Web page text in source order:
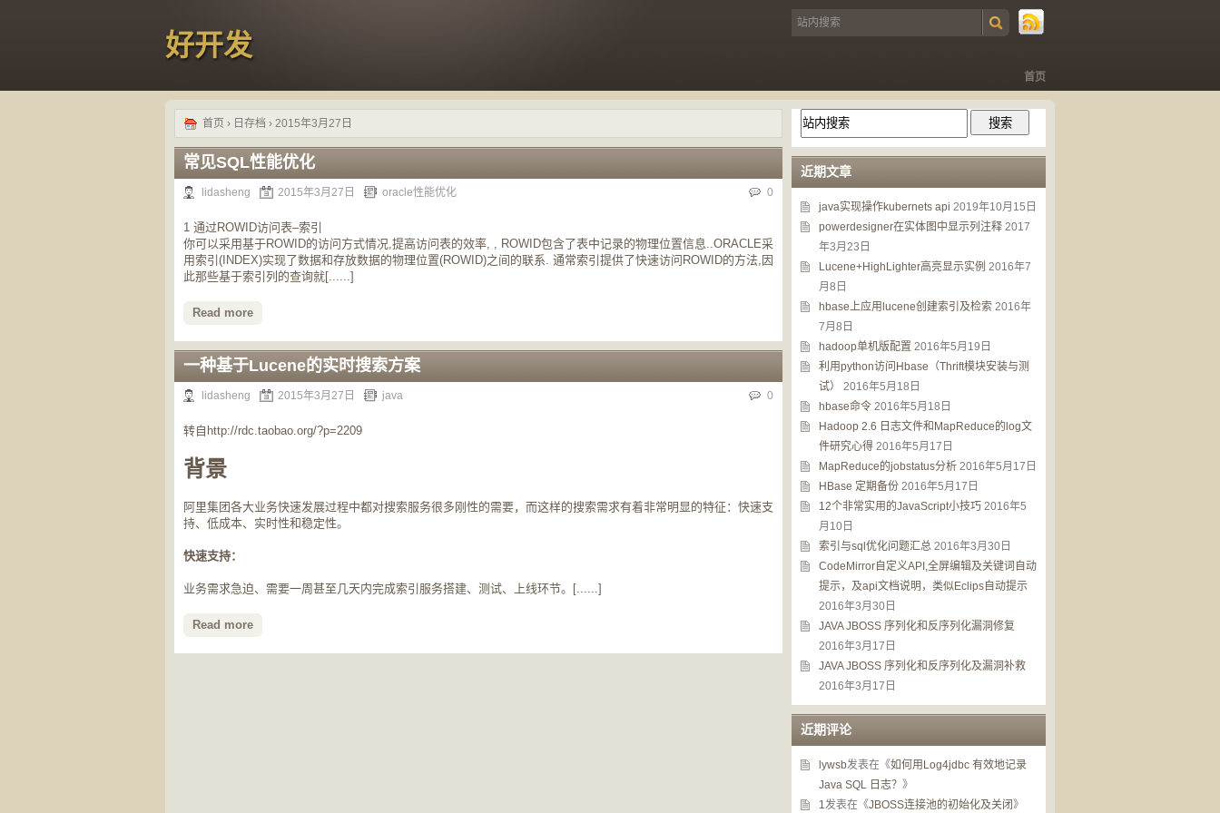
好开发
首页
首页 › 日存档 › 2015年3月27日
常见SQL性能优化
lidasheng 2015年3月27日 oracle性能优化 0
1 通过ROWID访问表–索引
你可以采用基于ROWID的访问方式情况,提高访问表的效率, , ROWID包含了表中记录的物理位置信息..ORACLE采
用索引(INDEX)实现了数据和存放数据的物理位置(ROWID)之间的联系. 通常索引提供了快速访问ROWID的方法,因
此那些基于索引列的查询就[......]
Read more
一种基于Lucene的实时搜索方案
lidasheng 2015年3月27日 java 0
转自http://rdc.taobao.org/?p=2209
背景
阿里集团各大业务快速发展过程中都对搜索服务很多刚性的需要，而这样的搜索需求有着非常明显的特征：快速支
持、低成本、实时性和稳定性。
快速支持：
业务需求急迫、需要一周甚至几天内完成索引服务搭建、测试、上线环节。[......]
Read more
近期文章
java实现操作kubernets api 2019年10月15日
powerdesigner在实体图中显示列注释 2017
年3月23日
Lucene+HighLighter高亮显示实例 2016年7
月8日
hbase上应用lucene创建索引及检索 2016年
7月8日
hadoop单机版配置 2016年5月19日
利用python访问Hbase（Thrift模块安装与测
试）
2016年5月18日
hbase命令 2016年5月18日
Hadoop 2.6 日志文件和MapReduce的log文
件研究心得 2016年5月17日
MapReduce的jobstatus分析 2016年5月17日
HBase 定期备份 2016年5月17日
12个非常实用的JavaScript小技巧 2016年5
月10日
索引与sql优化问题汇总 2016年3月30日
CodeMirror自定义API,全屏编辑及关键词自动
提示，及api文档说明，类似Eclips自动提示
2016年3月30日
JAVA JBOSS 序列化和反序列化漏洞修复
2016年3月17日
JAVA JBOSS 序列化和反序列化及漏洞补救
2016年3月17日
近期评论
lywsb发表在《如何用Log4jdbc 有效地记录
Java SQL 日志？ 》
1发表在《JBOSS连接池的初始化及关闭》